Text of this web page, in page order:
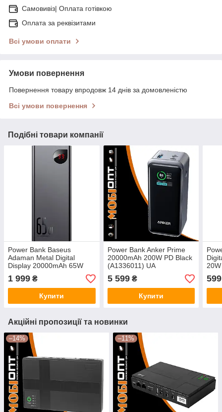
Самовивіз| Оплата готівкою
Оплата за реквізитами
Всі умови оплати
Умови повернення
Повернення товару впродовж 14 днів за домовленістю
Всі умови повернення
Подібні товари компанії
Power Bank Baseus
Adaman Metal Digital
Display 20000mAh 65W
Charge Black EU
1 999 ₴
Купити
Power Bank Anker Prime
20000mAh 200W PD Black
(A1336011) UA
5 599₴
Купити
599
Акційні пропозиції та новинки
–14% –11%